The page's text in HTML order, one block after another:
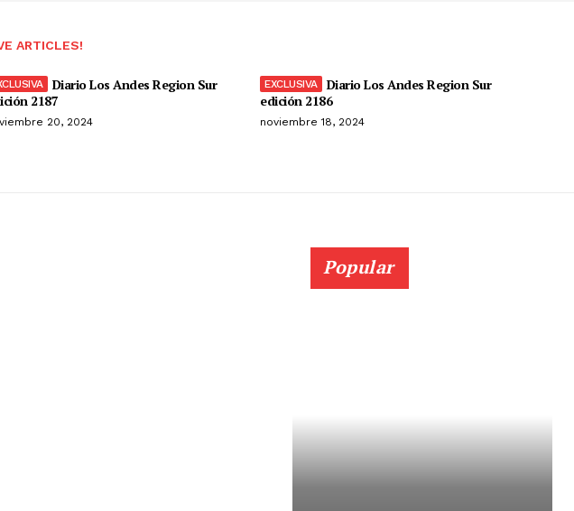
ARTICLES!
Diario Los Andes Region Sur
2187
20, 2024
Diario Los Andes Region Sur
edición 2186
noviembre 18, 2024
Popular